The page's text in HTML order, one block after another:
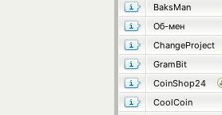
BaksMan
Об-мен
ChangeProject
GramBit
CoinShop24
CoolCoin